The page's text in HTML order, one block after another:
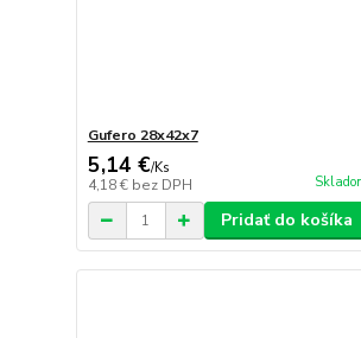
Gufero 28x42x7
5,14 €/Ks
4,18 € bez DPH
Pridať do košíka